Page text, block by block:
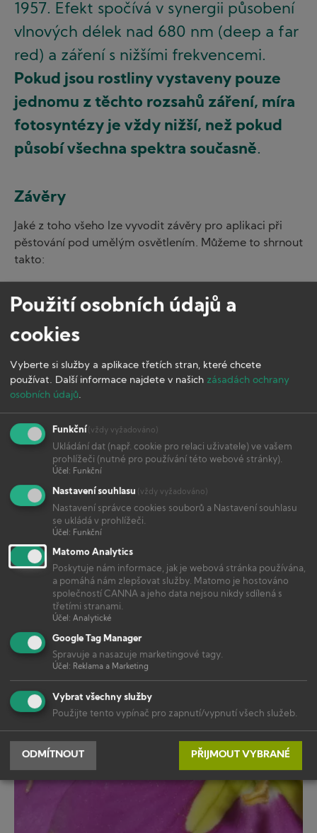
1957. Efekt spočívá v synergii působení
vlnových délek nad 680 nm (deep a far
red) a záření s nižšími frekvencemi.
Pokud jsou rostliny vystaveny pouze
jednomu z těchto rozsahů záření, míra
fotosyntézy je vždy nižší, než pokud
působí všechna spektra současně.
Závěry
Jaké z toho všeho lze vyvodit závěry pro aplikaci při
pěstování pod umělým osvětlením. Můžeme to shrnout
takto:
fotosyntézu, ale jeho kombinace s ostatními spektry
pro tyto vlnové délky mají rostliny speciální
receptory, což lze využít u fotoperiodických plodin
načasování pro DR a FR v rámci dne je klíčové v
závislosti na odrůdě a její životní fázi
Dislike
0
ŠTÍTKY : Osvětlení
Nejčtenější
Použití osobních údajů a
cookies
Vyberte si služby a aplikace třetích stran, které chcete
používat. Další informace najdete v našich zásadách ochrany
osobních údajů.
Funkční (vždy vyžadováno)
Ukládání dat (např. cookie pro relaci uživatele) ve vašem
prohlížeči (nutné pro používání této webové stránky).
Účel : Funkční
Nastavení souhlasu (vždy vyžadováno)
Nastavení správce cookies souborů a Nastavení souhlasu
se ukládá v prohlížeči.
Účel : Funkční
Matomo Analytics
Poskytuje nám informace, jak je webová stránka používána,
a pomáhá nám zlepšovat služby. Matomo je hostováno
společností CANNA a jeho data nejsou nikdy sdílená s
třetími stranami.
Účel: Analytické
Google Tag Manager
Spravuje a nasazuje marketingové tagy.
Účel: Reklama a Marketing
Vybrat všechny služby
Použijte tento vypínač pro zapnutí/vypnutí všech služeb.
ODMÍTNOUT PŘIJMOUT VYBRANÉ